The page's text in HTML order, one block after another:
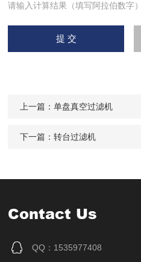
请输入计算结果（填写阿拉伯数字
上一篇：单盘真空过滤机
下一篇：转台过滤机
Contact Us
QQ：1535977408